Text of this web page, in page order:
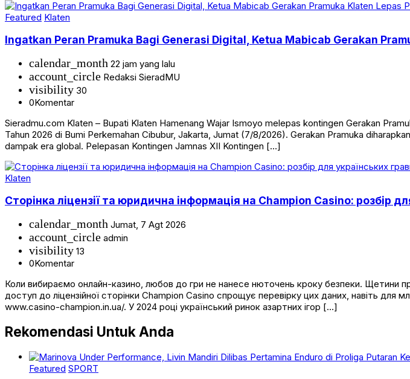
Featured Klaten
Ingatkan Peran Pramuka Bagi Generasi Digital, Ketua Mabicab Gerakan
calendar_month 22 jam yang lalu
account_circle Redaksi SieradMU
visibility 30
0Komentar
Sieradmu.com Klaten – Bupati Klaten Hamenang Wajar Ismoyo melepas kontingen Gerakan
Tahun 2026 di Bumi Perkemahan Cibubur, Jakarta, Jumat (7/8/2026). Gerakan Pramuka
dampak era global. Pelepasan Kontingen Jamnas XII Kontingen […]
Klaten
Сторінка ліцензії та юридична інформація на Champion Casino: розбір
calendar_month Jumat, 7 Agt 2026
account_circle admin
visibility 13
0Komentar
Коли вибираємо онлайн-казино, любов до гри не нанесе нюточень кроку безпеки. Щетини про
доступ до ліцензійної сторінки Champion Casino спрощує перевірку цих даних, навіть для
www.casino-champion.in.ua/. У 2024 році український ринок азартних ігор […]
Rekomendasi Untuk Anda
Featured SPORT